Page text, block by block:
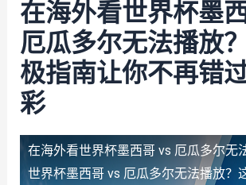
在海外看世界杯墨
厄瓜多尔无法播放
极指南让你不再错
彩
在海外看世界杯墨西哥 vs 厄瓜多尔无
世界杯墨西哥 vs 厄瓜多尔无法播放？